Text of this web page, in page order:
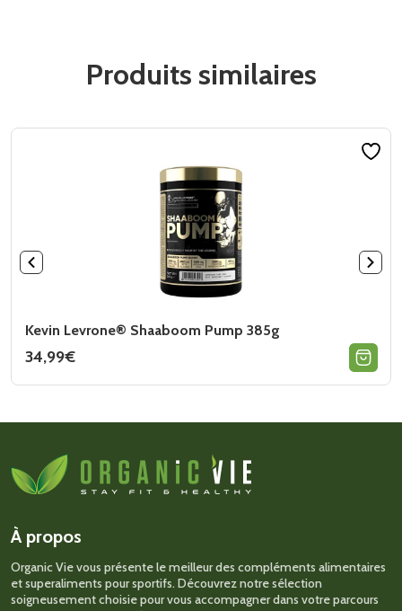
Produits similaires
Kevin Levrone® Shaaboom Pump 385g
34,99€
produit
plusieurs
options
peuvent
être
la
du
produit
À propos
Organic Vie vous présente le meilleur des compléments alimentaires
et superaliments pour sportifs. Découvrez notre sélection
soigneusement choisie pour vous accompagner dans votre parcours